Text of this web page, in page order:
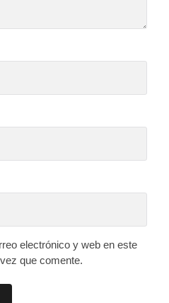
electrónico y web en este
que comente.